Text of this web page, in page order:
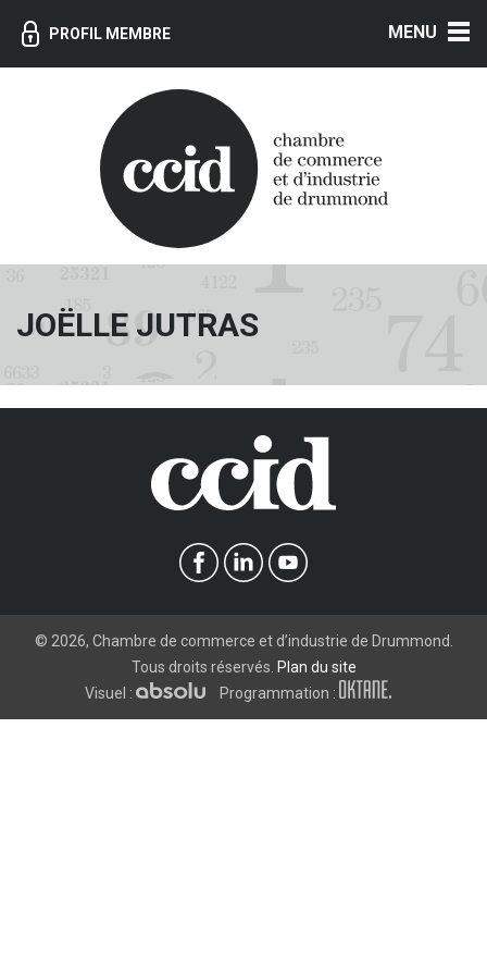
PROFIL MEMBRE
JOËLLE JUTRAS
© 2026, Chambre de commerce et d’industrie de Drummond.
Tous droits réservés. Plan du site
Visuel :
Programmation :
MENU